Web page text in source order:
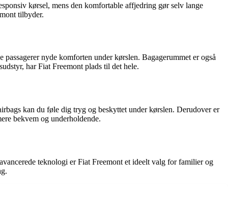
kørsel, mens den komfortable affjedring gør selv lange
tilbyder.
nyde komforten under kørslen. Bagagerummet er også
har Fiat Freemont plads til det hele.
kan du føle dig tryg og beskyttet under kørslen. Derudover er
bekvem og underholdende.
teknologi er Fiat Freemont et ideelt valg for familier og